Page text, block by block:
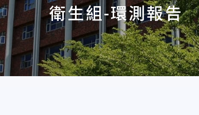
衛生組-環測報告